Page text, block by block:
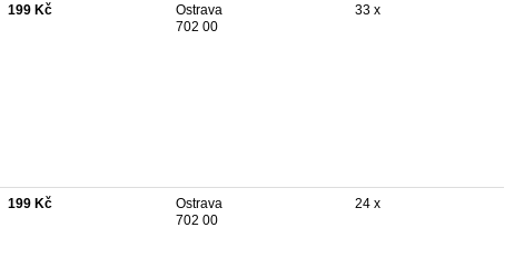
199 Kč
Ostrava
702 00
33 x
199 Kč
Ostrava
702 00
24 x